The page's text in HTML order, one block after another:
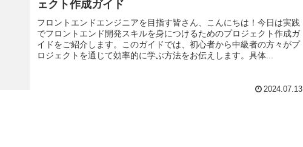
ェクト作成ガイド
フロントエンドエンジニアを目指す皆さん、こんにちは！今日は実践
でフロントエンド開発スキルを身につけるためのプロジェクト作成ガ
イドをご紹介します。このガイドでは、初心者から中級者の方々がプ
ロジェクトを通じて効率的に学ぶ方法をお伝えします。具体...
2024.07.13